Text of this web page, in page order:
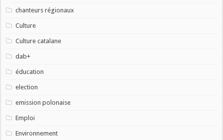
chanteurs régionaux
Culture
Culture catalane
dab+
éducation
election
emission polonaise
Emploi
Environnement